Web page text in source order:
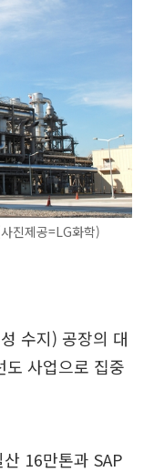
진제공=LG화학)
수지) 공장의 대
도 사업으로 집중
16만톤과 SAP